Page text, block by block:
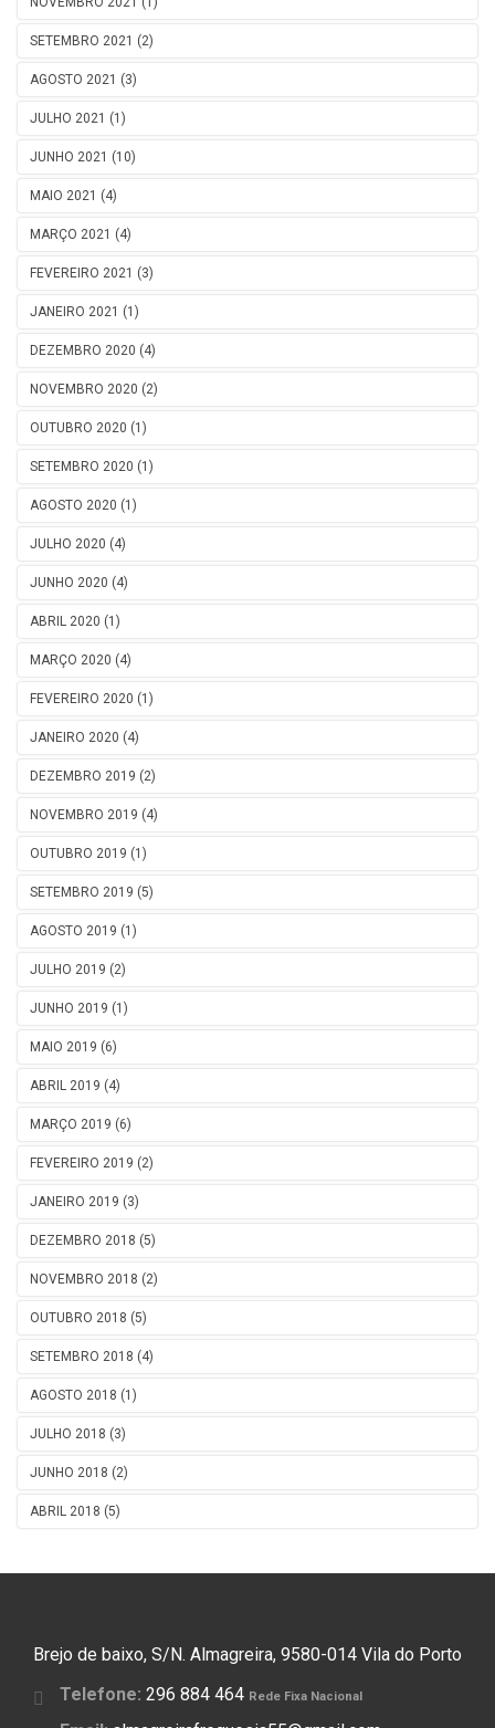
SETEMBRO 2021 (2)
AGOSTO 2021 (3)
JULHO 2021 (1)
JUNHO 2021 (10)
MAIO 2021 (4)
MARÇO 2021 (4)
FEVEREIRO 2021 (3)
JANEIRO 2021 (1)
DEZEMBRO 2020 (4)
NOVEMBRO 2020 (2)
OUTUBRO 2020 (1)
SETEMBRO 2020 (1)
AGOSTO 2020 (1)
JULHO 2020 (4)
JUNHO 2020 (4)
ABRIL 2020 (1)
MARÇO 2020 (4)
FEVEREIRO 2020 (1)
JANEIRO 2020 (4)
DEZEMBRO 2019 (2)
NOVEMBRO 2019 (4)
OUTUBRO 2019 (1)
SETEMBRO 2019 (5)
AGOSTO 2019 (1)
JULHO 2019 (2)
JUNHO 2019 (1)
MAIO 2019 (6)
ABRIL 2019 (4)
MARÇO 2019 (6)
FEVEREIRO 2019 (2)
JANEIRO 2019 (3)
DEZEMBRO 2018 (5)
NOVEMBRO 2018 (2)
OUTUBRO 2018 (5)
SETEMBRO 2018 (4)
AGOSTO 2018 (1)
JULHO 2018 (3)
JUNHO 2018 (2)
ABRIL 2018 (5)
Brejo de baixo, S/N. Almagreira, 9580-014 Vila do Porto
Telefone: 296 884 464 Rede Fixa Nacional